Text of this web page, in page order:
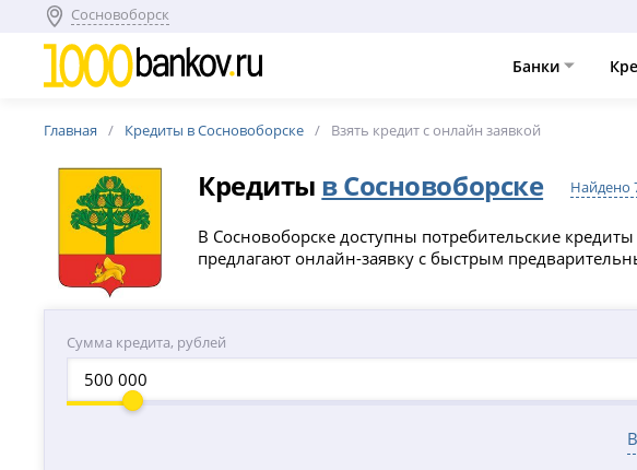
Сосновоборск
Банки
Главная Кредиты в Сосновоборске Взять кредит с онлайн заявкой
Кредиты в Сосновоборске Найдено
В Сосновоборске доступны потребительские
предлагают онлайн-заявку с быстрым
Сумма кредита, рублей